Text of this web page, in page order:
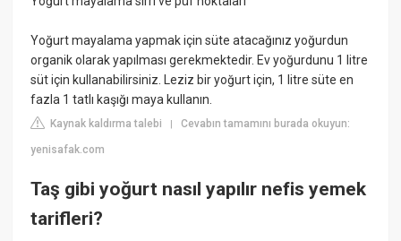
Yoğurt mayalama yapmak için süte atacağınız yoğurdun
organik olarak yapılması gerekmektedir. Ev yoğurdunu 1 litre
süt için kullanabilirsiniz. Leziz bir yoğurt için, 1 litre süte en
fazla 1 tatlı kaşığı maya kullanın.
Kaynak kaldırma talebi |Cevabın tamamını burada okuyun:
yenisafak.com
Taş gibi yoğurt nasıl yapılır nefis yemek
tarifleri?